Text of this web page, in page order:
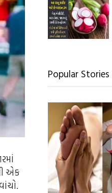
એક
Popular Stories